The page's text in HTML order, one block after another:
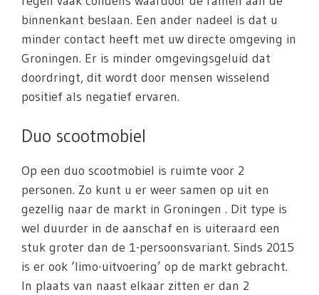
binnenkant beslaan. Een ander nadeel is dat u
minder contact heeft met uw directe omgeving in
Groningen. Er is minder omgevingsgeluid dat
doordringt, dit wordt door mensen wisselend
positief als negatief ervaren.
Duo scootmobiel
Op een duo scootmobiel is ruimte voor 2
personen. Zo kunt u er weer samen op uit en
gezellig naar de markt in Groningen . Dit type is
wel duurder in de aanschaf en is uiteraard een
stuk groter dan de 1-persoonsvariant. Sinds 2015
is er ook ‘limo-uitvoering’ op de markt gebracht.
In plaats van naast elkaar zitten er dan 2